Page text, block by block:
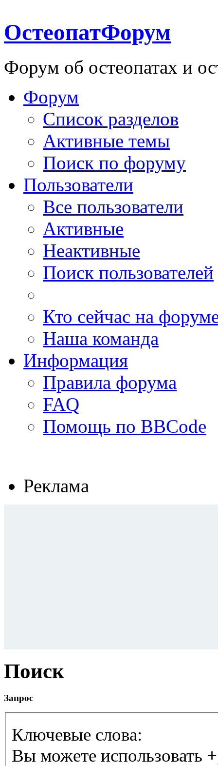
ОстеопатФорум
Форум об остеопатах и
Форум
Список разделов
Активные темы
Поиск по форуму
Пользователи
Все пользователи
Активные
Неактивные
Поиск пользователей
Кто сейчас на
Наша команда
Информация
Правила форума
FAQ
Помощь по BBCode
Реклама
Поиск
Запрос
Ключевые слова:
Вы можете использовать +